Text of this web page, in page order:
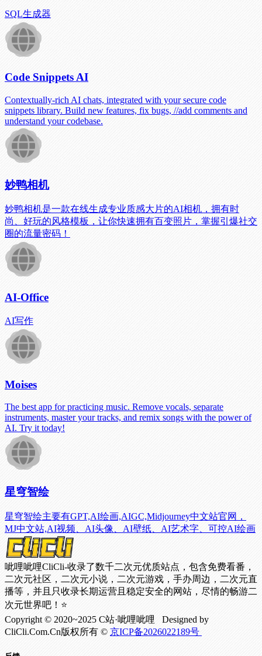
SQL生成器
Code Snippets AI
Contextually-rich AI chats, integrated with your secure code
snippets library. Build new features, fix bugs, //add comments and
understand your codebase.
妙鸭相机
妙鸭相机是一款在线生成专业质感大片的AI相机，拥有时
尚、好玩的风格模板，让你快速拥有百变照片，掌握引爆社交
圈的流量密码！
AI-Office
AI写作
Moises
The best app for practicing music. Remove vocals, separate
instruments, master your tracks, and remix songs with the power of
AI. Try it today!
星穹智绘
星穹智绘主要有GPT,AI绘画,AIGC,Midjourney中文站官网，
MJ中文站,AI视频、AI头像、AI壁纸、AI艺术字、可控AI绘画
呲哩呲哩CliCli-收录了数千二次元优质站点，包含免费看番，
二次元社区，二次元小说，二次元游戏，手办周边，二次元直
播等，并且只收录长期运营且稳定安全的网站，尽情的畅游二
次元世界吧！⭐
Copyright © 2020~2025 C站·呲哩呲哩 Designed by
CliCli.Com.Cn版权所有 © 京ICP备2026022189号